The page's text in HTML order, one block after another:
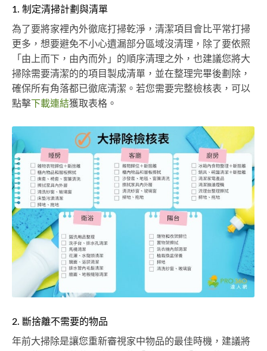
1. 制定清掃計劃與清單
為了要將家裡內外徹底打掃乾淨，清潔項目會比平常打掃
更多，想要避免不小心遺漏部分區域沒清理，除了要依照
「由上而下，由內而外」的順序清理之外，也建議您將大
掃除需要清潔的的項目製成清單，並在整理完畢後劃除，
確保所有角落都已徹底清潔。若您需要完整檢核表，可以
點擊下載連結獲取表格。
2. 斷捨離不需要的物品
年前大掃除是讓您重新審視家中物品的最佳時機，建議將